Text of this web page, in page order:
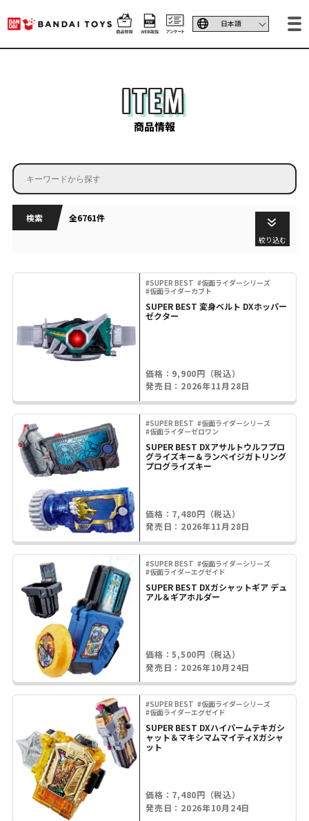
ITEM
商品情報
検索 全6761件
絞り込む
#SUPER BEST #仮面ライダーシリーズ
#仮面ライダーカブト
SUPER BEST 変身ベルト DXホッパー
ゼクター
価格：9,900円（税込）
発売日：2026年11月28日
#SUPER BEST #仮面ライダーシリーズ
#仮面ライダーゼロワン
SUPER BEST DXアサルトウルフプロ
グライズキー＆ランペイジガトリング
プログライズキー
価格：7,480円（税込）
発売日：2026年11月28日
#SUPER BEST #仮面ライダーシリーズ
#仮面ライダーエグゼイド
SUPER BEST DXガシャットギア デュ
アル＆ギアホルダー
価格：5,500円（税込）
発売日：2026年10月24日
#SUPER BEST #仮面ライダーシリーズ
#仮面ライダーエグゼイド
SUPER BEST DXハイパームテキガシ
ャット＆マキシマムマイティXガシャ
ット
価格：7,480円（税込）
発売日：2026年10月24日